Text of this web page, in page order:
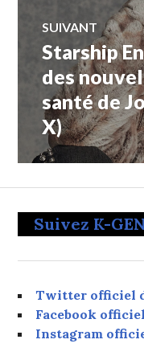
SUIVANT
Article
Suivant:
Starship
des
santé de
X)
Suivez K-
Twitter officiel
Facebook
Instagram